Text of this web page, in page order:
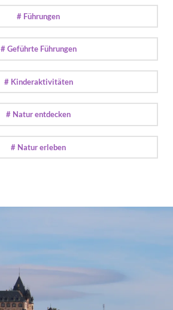
# Führungen
# Geführte Führungen
# Kinderaktivitäten
# Natur entdecken
# Natur erleben